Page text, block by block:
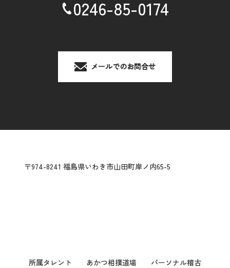
0246-85-0174
メールでのお問合せ
〒974-8241 福島県いわき市山田町岸ノ内65-5
所属タレント あかつ相撲道場 パーソナル稽古